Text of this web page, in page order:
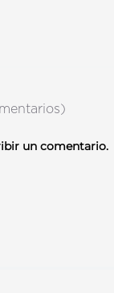
un comentario.